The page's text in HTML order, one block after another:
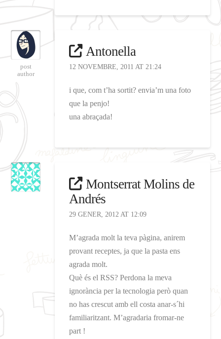
post
author
Antonella
12 NOVEMBRE, 2011 AT 21:24
i que, com t’ha sortit? envia’m una foto
que la penjo!
una abraçada!
Montserrat Molins de
Andrés
29 GENER, 2012 AT 12:09
M’agrada molt la teva pàgina, anirem
provant receptes, ja que la pasta ens
agrada molt.
Què és el RSS? Perdona la meva
ignorància per la tecnologia però quan
no has crescut amb ell costa anar-s´hi
familiaritzant. M’agradaria fromar-ne
part !